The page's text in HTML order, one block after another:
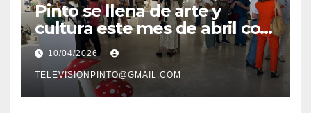
Pinto se llena de arte y
cultura este mes de abril con
una variada programación de
exposiciones y espectáculos
10/04/2026
TELEVISIONPINTO@GMAIL.COM